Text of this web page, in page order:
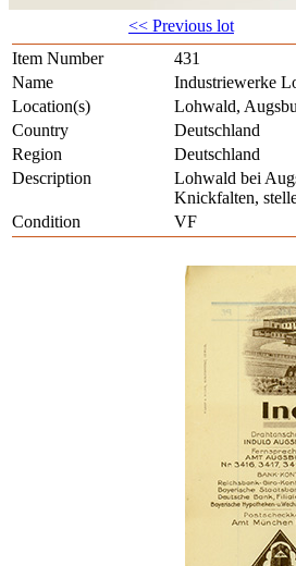
<< Previous lot
Item Number
431
Name
Industriewerke
Location(s)
Lohwald,
Country
Deutschland
Region
Deutschland
Description
Lohwald bei
Knickfalten,
Condition
VF